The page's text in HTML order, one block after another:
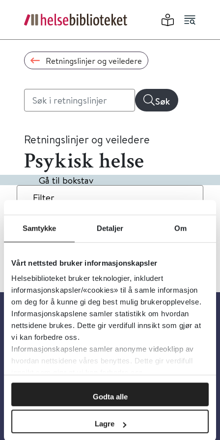
Samtykke Detaljer Om
Vårt nettsted bruker informasjonskapsler
Helsebiblioteket bruker teknologier, inkludert
informasjonskapsler/«cookies» til å samle informasjon
om deg for å kunne gi deg best mulig brukeropplevelse.
Informasjonskapslene samler statistikk om hvordan
nettsidene brukes. Dette gir verdifull innsikt som gjør at
vi kan forbedre oss.
Informasjonskapslene samler anonyme videoklipp av
hvordan nettsidene våres benyttes. Dette gir verdifull
Godta alle
Lagre
Retningslinjer og veiledere
Søk
Retningslinjer og veiledere
Psykisk helse
Gå til bokstav
Filter
9Treff Dato Alfabetisk
Om oss
Om Helsebiblioteket
Personvern og informasjonskapsler
Tilgjengelighetserklæring
Information in English
Bilder fra Colourbox.com